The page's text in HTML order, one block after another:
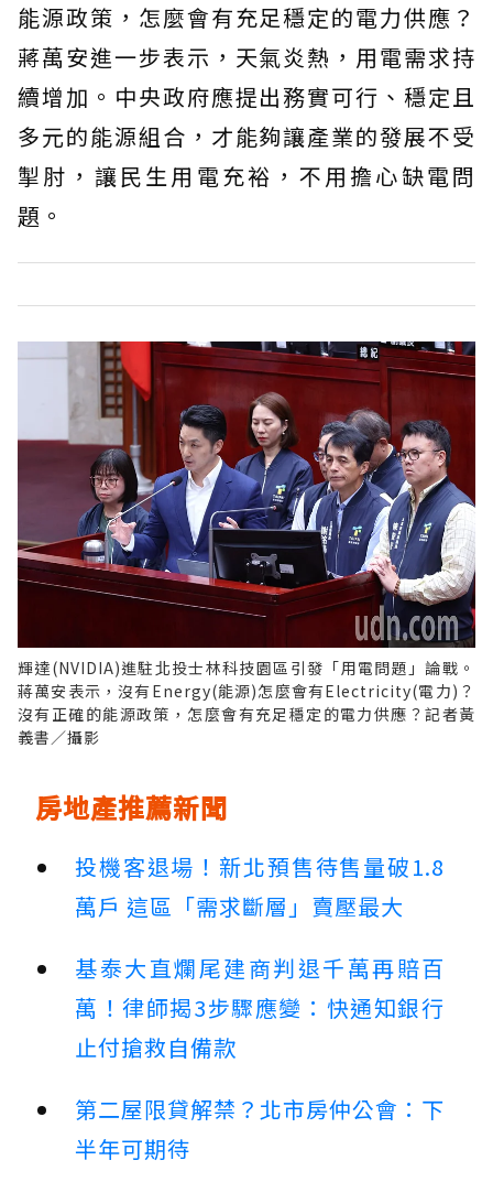
能源政策，怎麼會有充足穩定的電力供應？
蔣萬安進一步表示，天氣炎熱，用電需求持
續增加。中央政府應提出務實可行、穩定且
多元的能源組合，才能夠讓產業的發展不受
掣肘，讓民生用電充裕，不用擔心缺電問
題。
輝達(NVIDIA)進駐北投士林科技園區引發「用電問題」論戰。
蔣萬安表示，沒有Energy(能源)怎麼會有Electricity(電力)？
沒有正確的能源政策，怎麼會有充足穩定的電力供應？記者黃
義書／攝影
房地產推薦新聞
投機客退場！新北預售待售量破1.8
萬戶 這區「需求斷層」賣壓最大
基泰大直爛尾建商判退千萬再賠百
萬！律師揭3步驟應變：快通知銀行
止付搶救自備款
第二屋限貸解禁？北市房仲公會：下
半年可期待